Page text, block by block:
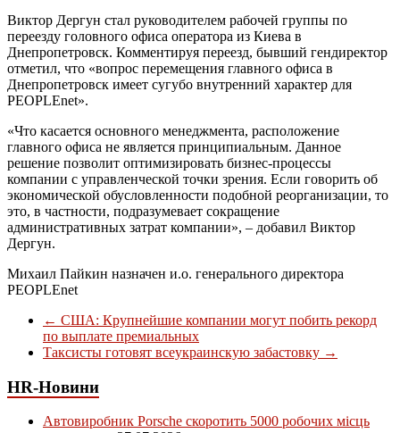
Виктор Дергун стал руководителем рабочей группы по
переезду головного офиса оператора из Киева в
Днепропетровск. Комментируя переезд, бывший гендиректор
отметил, что «вопрос перемещения главного офиса в
Днепропетровск имеет сугубо внутренний характер для
PEOPLEnet».
«Что касается основного менеджмента, расположение
главного офиса не является принципиальным. Данное
решение позволит оптимизировать бизнес-процессы
компании с управленческой точки зрения. Если говорить об
экономической обусловленности подобной реорганизации, то
это, в частности, подразумевает сокращение
административных затрат компании», – добавил Виктор
Дергун.
Михаил Пайкин назначен и.о. генерального директора
PEOPLEnet
← США: Крупнейшие компании могут побить рекорд
по выплате премиальных
Таксисты готовят всеукраинскую забастовку →
HR-Новини
Автовиробник Porsche скоротить 5000 робочих місць